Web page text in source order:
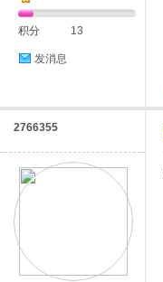
积分 13
发消息
2766355